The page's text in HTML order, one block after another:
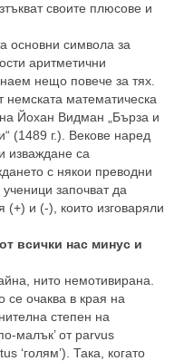
своите плюсове и
основни символа за
аритметични
нещо повече за тях.
немската математическа
Йохан Видман „Бърза и
(1489 г.). Векове наред
изваждане са
с някои преводни
започват да
(+) и (-), които изговаряли
всички нас минус и
нито немотивирана.
се очаква в края на
степен на
малък’ от parvus
‘голям’). Така, когато